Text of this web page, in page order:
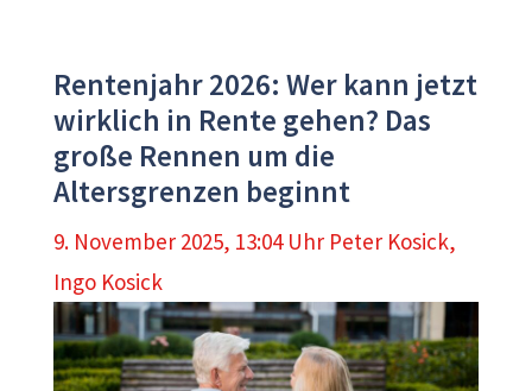
Rentenjahr 2026: Wer kann jetzt
wirklich in Rente gehen? Das
große Rennen um die
Altersgrenzen beginnt
9. November 2025, 13:04 Uhr Peter Kosick,
Ingo Kosick